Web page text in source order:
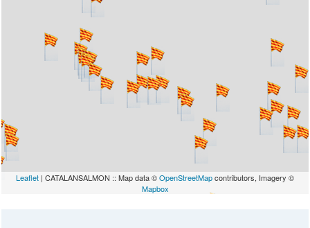
Leaflet | CATALANSALMON :: Map data ©OpenStreetMapcontributors, Imagery ©
Mapbox